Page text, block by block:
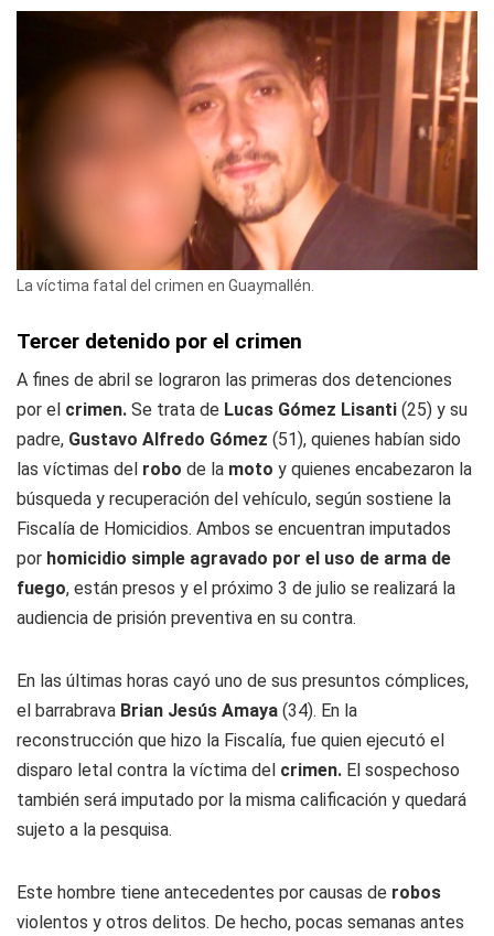
La víctima fatal del crimen en Guaymallén.
Tercer detenido por el crimen
A fines de abril se lograron las primeras dos detenciones
por el crimen. Se trata de Lucas Gómez Lisanti (25) y su
padre, Gustavo Alfredo Gómez (51), quienes habían sido
las víctimas del robo de la moto y quienes encabezaron la
búsqueda y recuperación del vehículo, según sostiene la
Fiscalía de Homicidios. Ambos se encuentran imputados
por homicidio simple agravado por el uso de arma de
fuego, están presos y el próximo 3 de julio se realizará la
audiencia de prisión preventiva en su contra.
En las últimas horas cayó uno de sus presuntos cómplices,
el barrabrava Brian Jesús Amaya (34). En la
reconstrucción que hizo la Fiscalía, fue quien ejecutó el
disparo letal contra la víctima del crimen. El sospechoso
también será imputado por la misma calificación y quedará
sujeto a la pesquisa.
Este hombre tiene antecedentes por causas de robos
violentos y otros delitos. De hecho, pocas semanas antes